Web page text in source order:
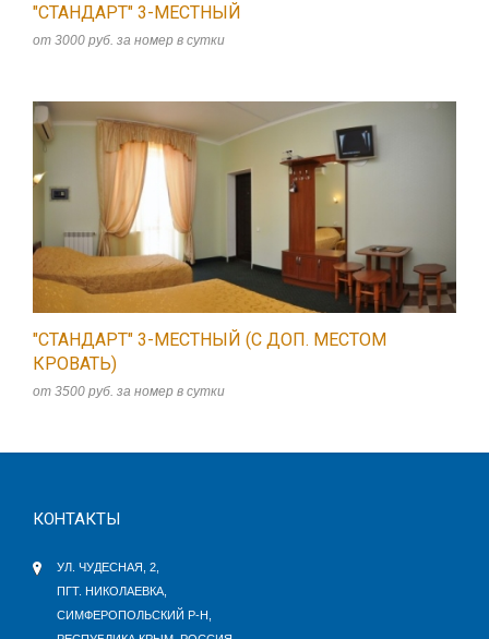
"СТАНДАРТ" 3-МЕСТНЫЙ
от 3000 руб. за номер в сутки
"СТАНДАРТ" 3-МЕСТНЫЙ (С ДОП. МЕСТОМ
КРОВАТЬ)
от 3500 руб. за номер в сутки
КОНТАКТЫ
УЛ. ЧУДЕСНАЯ, 2,
ПГТ. НИКОЛАЕВКА,
СИМФЕРОПОЛЬСКИЙ Р-Н,